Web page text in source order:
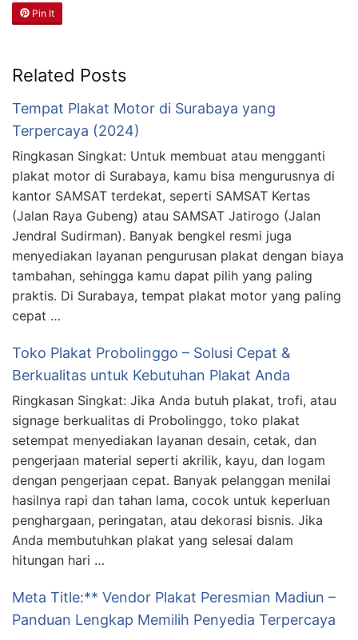
Pin It
Related Posts
Tempat Plakat Motor di Surabaya yang
Terpercaya (2024)
Ringkasan Singkat: Untuk membuat atau mengganti
plakat motor di Surabaya, kamu bisa mengurusnya di
kantor SAMSAT terdekat, seperti SAMSAT Kertas
(Jalan Raya Gubeng) atau SAMSAT Jatirogo (Jalan
Jendral Sudirman). Banyak bengkel resmi juga
menyediakan layanan pengurusan plakat dengan biaya
tambahan, sehingga kamu dapat pilih yang paling
praktis. Di Surabaya, tempat plakat motor yang paling
cepat …
Toko Plakat Probolinggo – Solusi Cepat &
Berkualitas untuk Kebutuhan Plakat Anda
Ringkasan Singkat: Jika Anda butuh plakat, trofi, atau
signage berkualitas di Probolinggo, toko plakat
setempat menyediakan layanan desain, cetak, dan
pengerjaan material seperti akrilik, kayu, dan logam
dengan pengerjaan cepat. Banyak pelanggan menilai
hasilnya rapi dan tahan lama, cocok untuk keperluan
penghargaan, peringatan, atau dekorasi bisnis. Jika
Anda membutuhkan plakat yang selesai dalam
hitungan hari …
Meta Title:** Vendor Plakat Peresmian Madiun –
Panduan Lengkap Memilih Penyedia Terpercaya